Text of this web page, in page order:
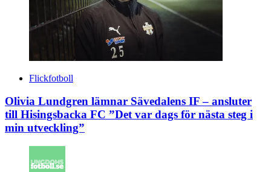
Flickfotboll
Olivia Lundgren lämnar Sävedalens IF – ansluter
till Hisingsbacka FC ”Det var dags för nästa steg i
min utveckling”